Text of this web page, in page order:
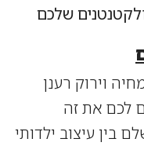
שלכם
רענן
את זה
ילדותי